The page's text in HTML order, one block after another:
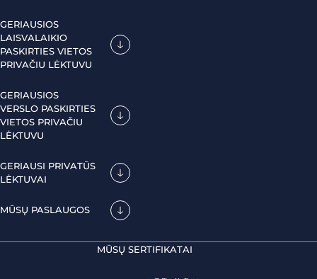
GERIAUSIOS
LAISVALAIKIO
PASKIRTIES VIETOS
PRIVAČIU LĖKTUVU
GERIAUSIOS
VERSLO PASKIRTIES
VIETOS PRIVAČIU
LĖKTUVU
GERIAUSI PRIVATŪS
LĖKTUVAI
MŪSŲ PASLAUGOS
MŪSŲ SERTIFIKATAI